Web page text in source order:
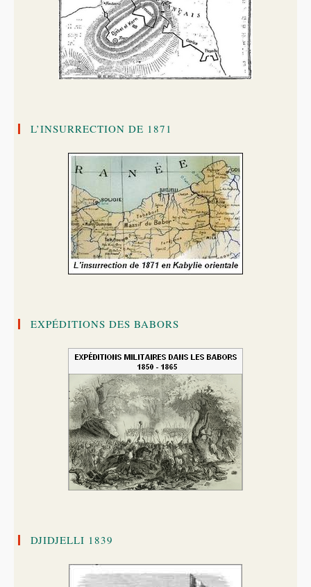
L’INSURRECTION DE 1871
EXPÉDITIONS DES BABORS
DJIDJELLI 1839